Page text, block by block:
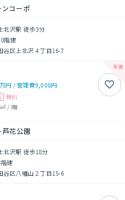
コーポ
北沢駅 徒歩3分
階建
谷区上北沢４丁目16-7
万円 /管理費9,000円
無料
㎡ /3階
芦花公園
北沢駅 徒歩18分
建
谷区八幡山２丁目15-6